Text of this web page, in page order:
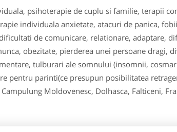
psihoterapie de cuplu si familie, terapii
individuala anxietate, atacuri de panica,
de comunicare, relationare, adaptare,
obezitate, pierderea unei persoane dragi,
tulburari ale somnului (insomnii,
pentru parinti(ce presupun posibilitatea
Moldovenesc, Dolhasca, Falticeni,